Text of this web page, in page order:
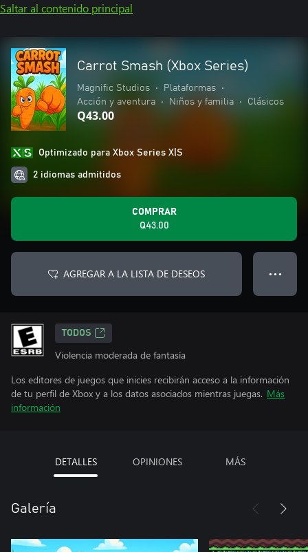
Saltar al contenido principal
Carrot Smash (Xbox Series)
Magnific Studios • Plataformas
•
Acción y aventura
• Niños y familia • Clásicos
Q43.00
Optimizado para Xbox Series X|S
2 idiomas admitidos
COMPRAR
Q43.00
AGREGAR A LA LISTA DE DESEOS ● ● ●
TODOS
Violencia moderada de fantasía
Los editores de juegos que inicies recibirán acceso a la información
de tu perfil de Xbox y a los datos asociados mientras juegas. Más
información
DETALLES OPINIONES MÁS
Galería